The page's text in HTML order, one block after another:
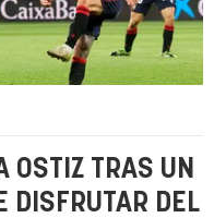
OSTIZ TRAS UN
DISFRUTAR DEL